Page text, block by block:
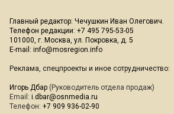
Главный редактор: Чечушкин Иван Олегович.
Телефон редакции: +7 495 795-53-05
101000, г. Москва, ул. Покровка, д. 5
E-mail: info@mosregion.info
Реклама, спецпроекты и иное сотрудничество:
Игорь Дбар (Руководитель отдела продаж)
Email: i.dbar@osnmedia.ru
Телефон: +7 909 936-02-90